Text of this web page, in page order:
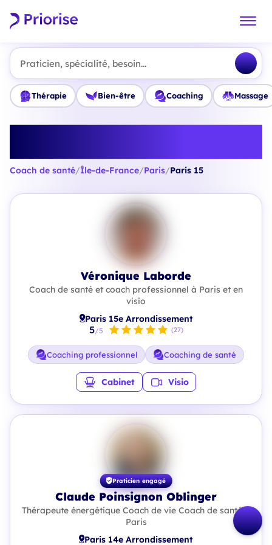
Praticien, spécialité, besoin...
Thérapie Bien-être Coaching Massage
Coach de santé/Île-de-France/Paris/Paris 15
Véronique Laborde
Coach de santé et coach professionnel à Paris et en
visio
Paris 15e Arrondissement
5/5 (27)
Coaching professionnel Coaching de santé
Cabinet Visio
Praticien engagé
Claude Poinsignon Oblinger
Thérapeute énergétique Coach de vie Coach de santé à
Paris
Paris 14e Arrondissement